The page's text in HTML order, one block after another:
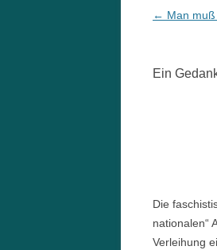
Beitrags-
← Man
Ein
Die
nationalen“
Verleihung